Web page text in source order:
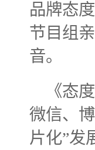
品牌态
节目组
音。
《态
微信、
片化”发